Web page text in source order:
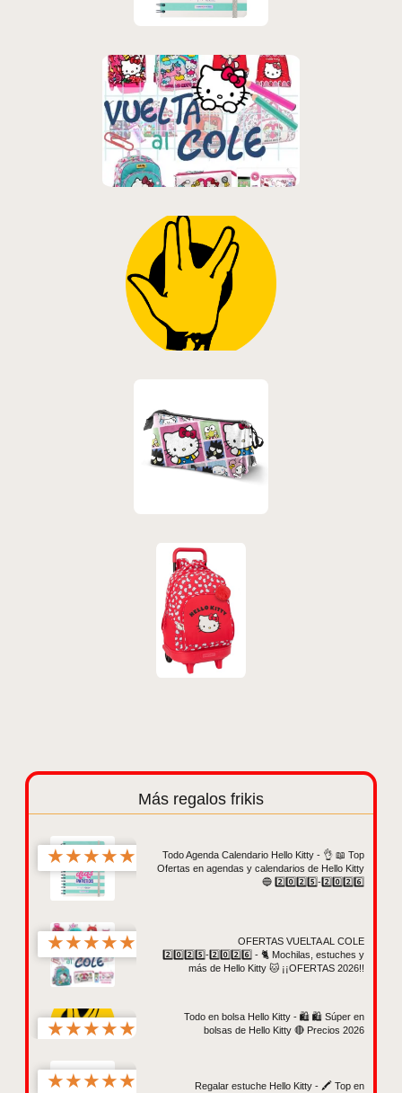
Más regalos frikis
★★★★★
Todo Agenda Calendario Hello Kitty - 👌 📖 Top
Ofertas en agendas y calendarios de Hello Kitty
🔵 2️⃣0️⃣2️⃣5️⃣-2️⃣0️⃣2️⃣6️⃣
★★★★★
OFERTAS VUELTA AL COLE
2️⃣0️⃣2️⃣5️⃣-2️⃣0️⃣2️⃣6️⃣ - 🐈 Mochilas, estuches y
más de Hello Kitty 🐱 ¡¡OFERTAS 2026!!
★★★★★
Todo en bolsa Hello Kitty - 🛍️ 🛍️ Súper en
bolsas de Hello Kitty 🔴 Precios 2026
★★★★★
Regalar estuche Hello Kitty - 🖍️ Top en